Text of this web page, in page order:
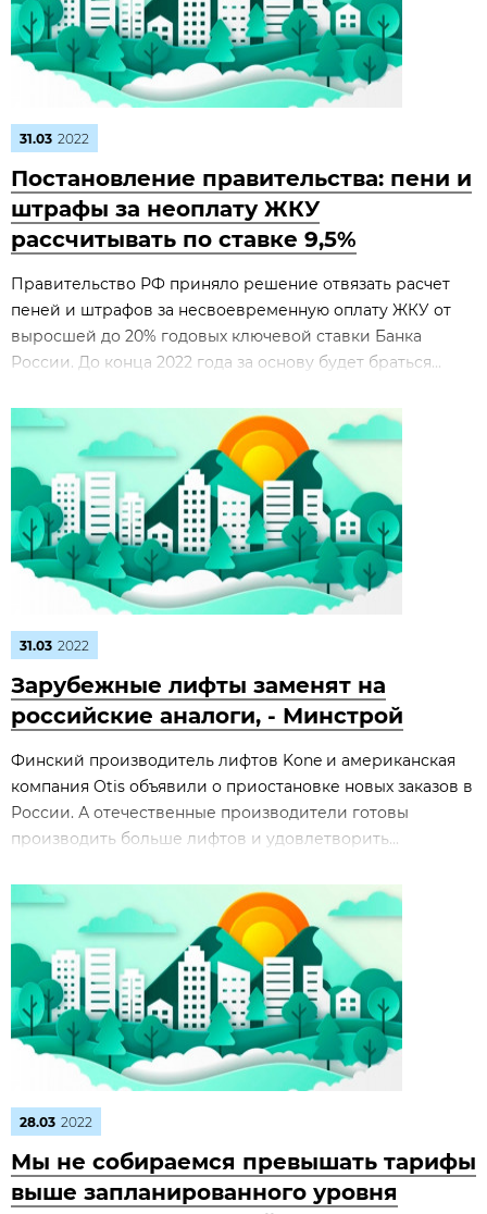
31.03 2022
Постановление правительства: пени и
штрафы за неоплату ЖКУ
рассчитывать по ставке 9,5%
Правительство РФ приняло решение отвязать расчет
пеней и штрафов за несвоевременную оплату ЖКУ от
выросшей до 20% годовых ключевой ставки Банка
России. До конца 2022 года за основу будет браться...
31.03 2022
Зарубежные лифты заменят на
российские аналоги, - Минстрой
Финский производитель лифтов Kone и американская
компания Otis объявили о приостановке новых заказов в
России. А отечественные производители готовы
производить больше лифтов и удовлетворить...
28.03 2022
Мы не собираемся превышать тарифы
выше запланированного уровня